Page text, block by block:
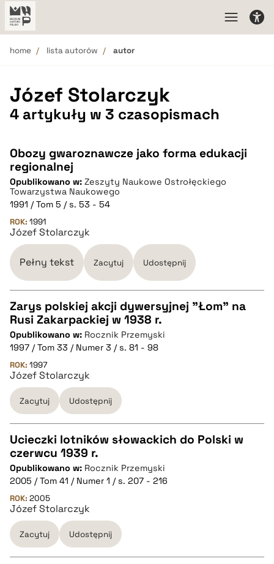
home lista autorów autor
Józef Stolarczyk
4 artykuły w 3 czasopismach
Obozy gwaroznawcze jako forma edukacji
regionalnej
Opublikowano w: Zeszyty Naukowe Ostrołęckiego
Towarzystwa Naukowego
1991 / Tom 5 / s. 53 - 54
ROK: 1991
Józef Stolarczyk
Pełny tekst Zacytuj Udostępnij
CZYSTY TEKST
pobierz cytat
BIBTEX
pobierz cytat
Zarys polskiej akcji dywersyjnej "Łom" na
Rusi Zakarpackiej w 1938 r.
Opublikowano w: Rocznik Przemyski
1997 / Tom 33 / Numer 3 / s. 81 - 98
ROK: 1997
Józef Stolarczyk
Zacytuj Udostępnij
CZYSTY TEKST
pobierz cytat
BIBTEX
Ucieczki lotników słowackich do Polski w
czerwcu 1939 r.
Opublikowano w: Rocznik Przemyski
2005 / Tom 41 / Numer 1 / s. 207 - 216
ROK: 2005
Józef Stolarczyk
Zacytuj Udostępnij